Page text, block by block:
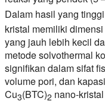
Dalam hasil yang tinggi
kristal memiliki
yang jauh lebih kecil
metode solvothermal
signifikan dalam sifat
volume pori, dan
Cu3(BTC)2 nano-